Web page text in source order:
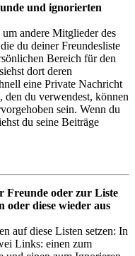
und ignorierten
andere Mitglieder des
du deiner Freundesliste
Bereich für den
dort deren
eine Private Nachricht
den du verwendest, können
sein. Wenn du
du seine Beiträge
Freunde oder zur Liste
diese wieder aus
auf diese Listen setzen: In
Links: einen zum